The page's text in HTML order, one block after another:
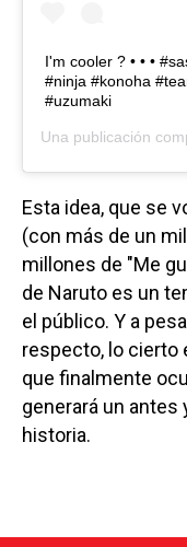
I'm cooler ? • • •
#ninja #konoha
#uzumaki
Una publicación
Esta idea, que se
(con más de un
millones de "Me
de Naruto es un
el público. Y a
respecto, lo cierto
que finalmente
generará un antes
historia.